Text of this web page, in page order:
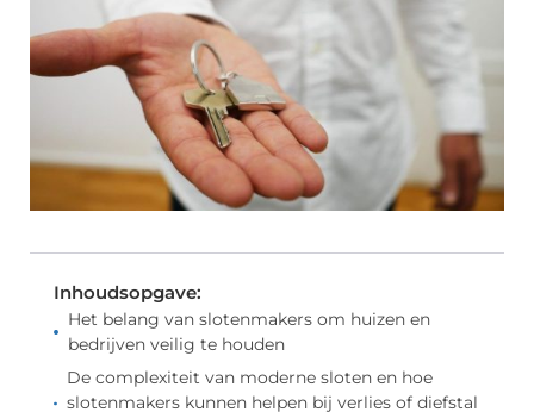
Inhoudsopgave:
Het belang van slotenmakers om huizen en
bedrijven veilig te houden
De complexiteit van moderne sloten en hoe
slotenmakers kunnen helpen bij verlies of diefstal